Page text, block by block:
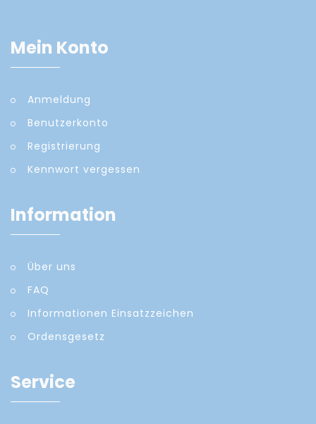
Mein Konto
Anmeldung
Benutzerkonto
Registrierung
Kennwort vergessen
Information
Über uns
FAQ
Informationen Einsatzzeichen
Ordensgesetz
Service